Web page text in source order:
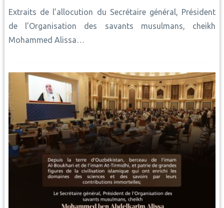
Extraits de l’allocution du Secrétaire général, Président
de l’Organisation des savants musulmans, cheikh
Mohammed Alissa…